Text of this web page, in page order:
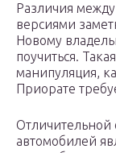
Различия
версиями
Новому
поучиться.
манипуляция,
Приорате
автомобилей